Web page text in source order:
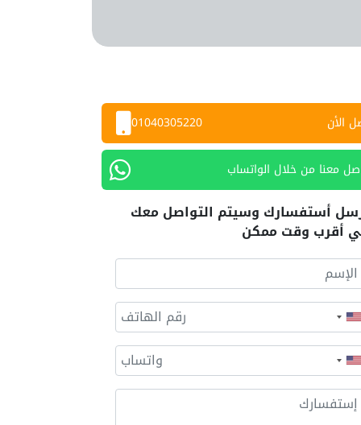
الأن 01040305220
معنا من خلال الواتساب
أستفسارك وسيتم التواصل معك
أقرب وقت ممكن